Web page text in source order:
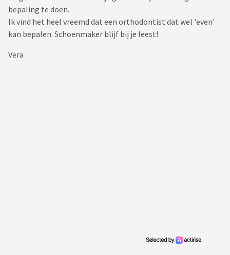
bepaling te doen.
Ik vind het heel vreemd dat een orthodontist dat wel 'even'
kan bepalen. Schoenmaker blijf bij je leest!
Vera